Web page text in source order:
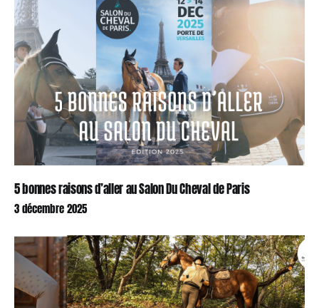
5 bonnes raisons d’aller au Salon Du Cheval de Paris
3 décembre 2025